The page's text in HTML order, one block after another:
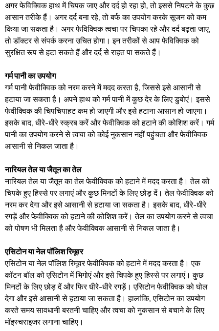
अगर फेविक्विक हाथ में चिपक जाए और दर्द हो रहा हो, तो इससे निपटने के कुछ
आसान तरीके हैं। अगर दर्द बना रहे, तो बर्फ का उपयोग करके सूजन को कम
किया जा सकता है। अगर फेविक्विक त्वचा पर चिपका रहे और दर्द बढ़ता जाए,
तो डॉक्टर से संपर्क करना उचित होगा। इन तरीकों से आप फेविक्विक को
सुरक्षित रूप से हटा सकते हैं और दर्द से राहत पा सकते हैं।
गर्म पानी का उपयोग
गर्म पानी फेवीक्विक को नरम करने में मदद करता है, जिससे इसे आसानी से
हटाया जा सकता है। अपने हाथ को गर्म पानी में कुछ देर के लिए डुबोएं। इससे
फेवीक्विक की चिपचिपाहट कम हो जाएगी और इसे हटाना आसान हो जाएगा।
इसके बाद, धीरे-धीरे स्क्रब करें और फेवीक्विक को हटाने की कोशिश करें। गर्म
पानी का उपयोग करने से त्वचा को कोई नुकसान नहीं पहुंचता और फेवीक्विक
आसानी से निकल जाता है।
नारियल तेल या जैतून का तेल
नारियल तेल या जैतून का तेल फेवीक्विक को हटाने में मदद करता है। तेल को
चिपके हुए हिस्से पर लगाएं और कुछ मिनटों के लिए छोड़ दें। तेल फेवीक्विक को
नरम कर देगा और इसे आसानी से हटाया जा सकता है। इसके बाद, धीरे-धीरे
रगड़ें और फेवीक्विक को हटाने की कोशिश करें। तेल का उपयोग करने से त्वचा
को पोषण भी मिलता है और फेवीक्विक आसानी से निकल जाता है।
एसिटोन या नेल पॉलिश रिमूवर
एसिटोन या नेल पॉलिश रिमूवर फेवीक्विक को हटाने में मदद करता है। एक
कॉटन बॉल को एसिटोन में भिगोएं और इसे चिपके हुए हिस्से पर लगाएं। कुछ
मिनटों के लिए छोड़ दें और फिर धीरे-धीरे रगड़ें। एसिटोन फेवीक्विक को घोल
देगा और इसे आसानी से हटाया जा सकता है। हालांकि, एसिटोन का उपयोग
करते समय सावधानी बरतनी चाहिए और त्वचा को नुकसान से बचाने के लिए
मॉइस्चराइजर लगाना चाहिए।